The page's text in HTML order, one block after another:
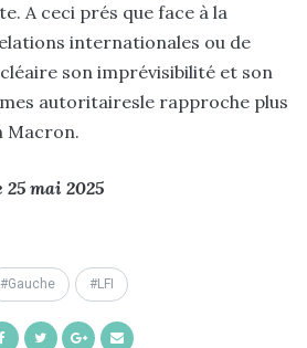
A ceci prés que face à la
internationales ou de
son imprévisibilité et son
autoritairesle rapproche plus
Macron.
25 mai 2025
Gauche LFI
ShareShareShare